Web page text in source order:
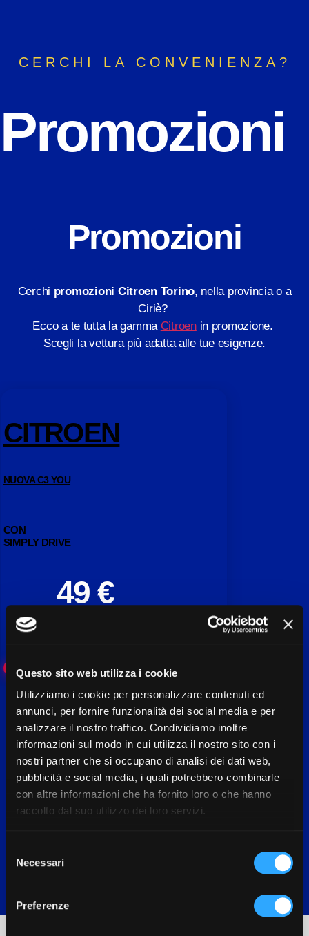
Questo sito web utilizza i cookie
Utilizziamo i cookie per personalizzare contenuti ed
annunci, per fornire funzionalità dei social media e per
analizzare il nostro traffico. Condividiamo inoltre
informazioni sul modo in cui utilizza il nostro sito con i
nostri partner che si occupano di analisi dei dati web,
pubblicità e social media, i quali potrebbero combinarle
con altre informazioni che ha fornito loro o che hanno
raccolto dal suo utilizzo dei loro servizi.
z
Necessari
Preferenze
CERCHI LA CONVENIENZA?
Promozioni
Promozioni
Cerchi promozioni Citroen Torino, nella provincia o a
Ciriè?
Ecco a te tutta la gamma Citroenin promozione.
Scegli la vettura più adatta alle tue esigenze.
CITROEN
NUOVA C3 YOU
CON
SIMPLY DRIVE
49 €
Chiedi informazioni!